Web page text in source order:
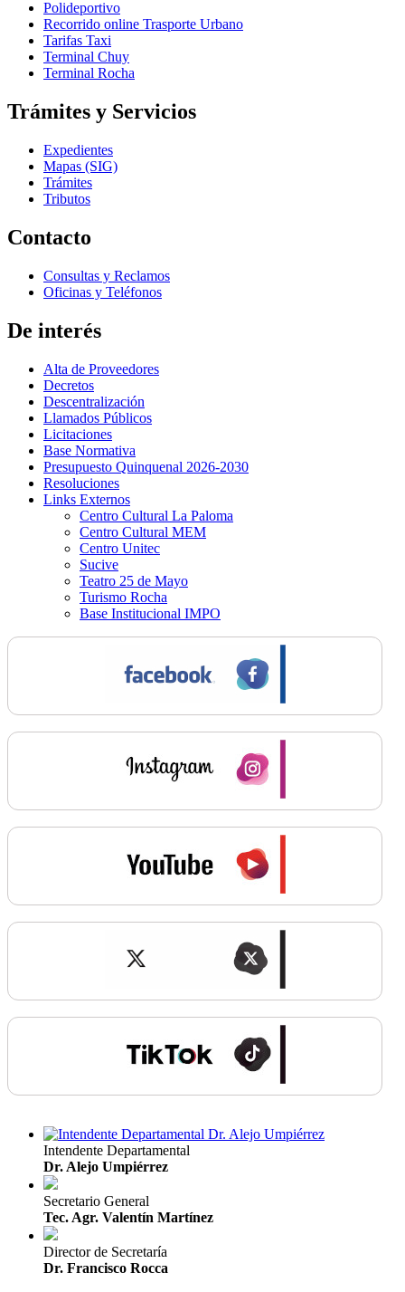
Polideportivo
Recorrido online Trasporte Urbano
Tarifas Taxi
Terminal Chuy
Terminal Rocha
Trámites y Servicios
Expedientes
Mapas (SIG)
Trámites
Tributos
Contacto
Consultas y Reclamos
Oficinas y Teléfonos
De interés
Alta de Proveedores
Decretos
Descentralización
Llamados Públicos
Licitaciones
Base Normativa
Presupuesto Quinquenal 2026-2030
Resoluciones
Links Externos
Centro Cultural La Paloma
Centro Cultural MEM
Centro Unitec
Sucive
Teatro 25 de Mayo
Turismo Rocha
Base Institucional IMPO
Intendente Departamental
Dr. Alejo Umpiérrez
Secretario General
Tec. Agr. Valentín Martínez
Director de Secretaría
Dr. Francisco Rocca